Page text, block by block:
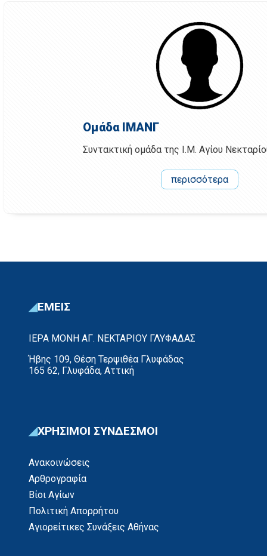
Ομάδα ΙΜΑΝΓ
Συντακτική ομάδα της Ι.Μ. Αγίου
περισσότερα
ΕΜΕΙΣ
ΙΕΡΑ ΜΟΝΗ ΑΓ. ΝΕΚΤΑΡΙΟΥ ΓΛΥΦΑΔΑΣ
Ήβης 109, Θέση Τερψιθέα Γλυφάδας
165 62, Γλυφάδα, Αττική
ΧΡΗΣΙΜΟΙ ΣΥΝΔΕΣΜΟΙ
Ανακοινώσεις
Αρθρογραφία
Βίοι Αγίων
Πολιτική Απορρήτου
Αγιορείτικες Συνάξεις Αθήνας